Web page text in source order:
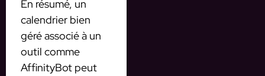
En résumé, un
calendrier bien
géré associé à un
outil comme
AffinityBot peut